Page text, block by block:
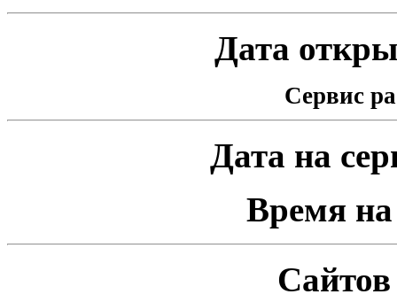
Дата
Сервис
Дата на
Время на